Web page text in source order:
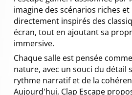
imagine des scénarios riches et
directement inspirés des
écran, tout en ajoutant sa
immersive.
Chaque salle est pensée
nature, avec un souci du détail
rythme narratif et de la
Aujourd'hui, Clap Escape